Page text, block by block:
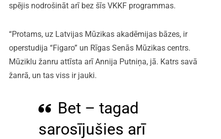
spējis nodrošināt arī bez šīs VKKF programmas.
“Protams, uz Latvijas Mūzikas akadēmijas bāzes, ir
operstudija “Figaro” un Rīgas Senās Mūzikas centrs.
Mūziklu žanru attīsta arī Annija Putniņa, jā. Katrs savā
žanrā, un tas viss ir jauki.
Bet – tagad
sarosījušies arī